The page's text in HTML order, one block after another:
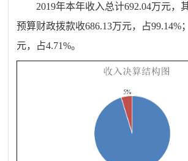
2019年本年收入总计692.04万元，
预算财政拨款收686.13万元，占99.14%
元，占4.71%。